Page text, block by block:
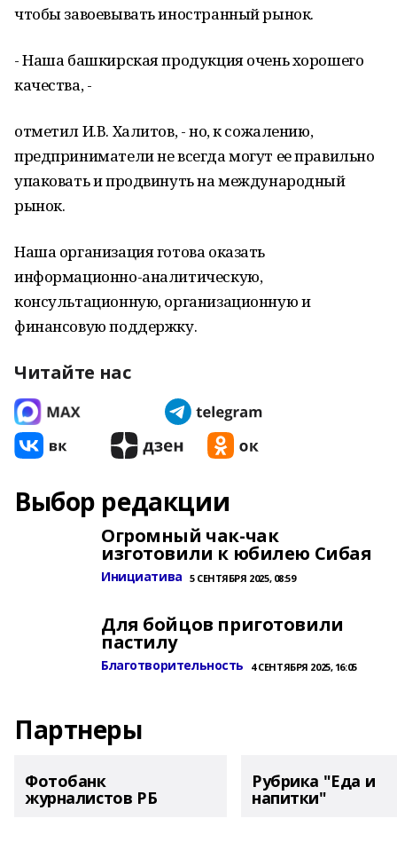
чтобы завоевывать иностранный рынок.
- Наша башкирская продукция очень хорошего
качества, -
отметил И.В. Халитов, - но, к сожалению,
предприниматели не всегда могут ее правильно
упаковать и продвинуть на международный
рынок.
Наша организация готова оказать
информационно-аналитическую,
консультационную, организационную и
финансовую поддержку.
Читайте нас
Выбор редакции
Огромный чак-чак
изготовили к юбилею Сибая
Инициатива 5 СЕНТЯБРЯ 2025, 08:59
Для бойцов приготовили
пастилу
Благотворительность 4 СЕНТЯБРЯ 2025, 16:05
Партнеры
Фотобанк
журналистов РБ
Рубрика "Еда и
напитки"